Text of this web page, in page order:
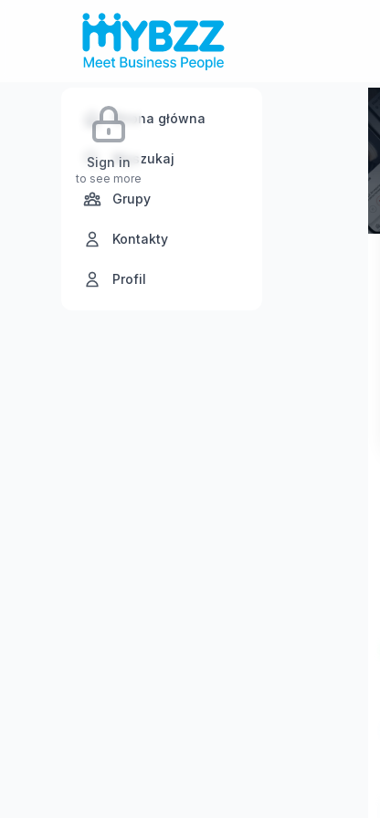
Sign in
to see more
Strona główna
Wyszukaj
Grupy
Kontakty
Profil